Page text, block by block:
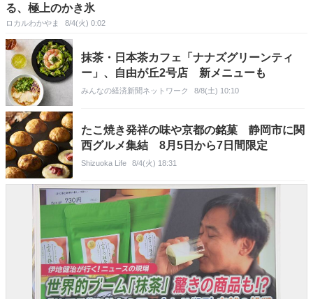
る、極上のかき氷
ロカルわかやま 8/4(火) 0:02
抹茶・日本茶カフェ「ナナズグリーンティ
ー」、自由が丘2号店 新メニューも
みんなの経済新聞ネットワーク 8/8(土) 10:10
たこ焼き発祥の味や京都の銘菓 静岡市に関
西グルメ集結 8月5日から7日間限定
Shizuoka Life 8/4(火) 18:31